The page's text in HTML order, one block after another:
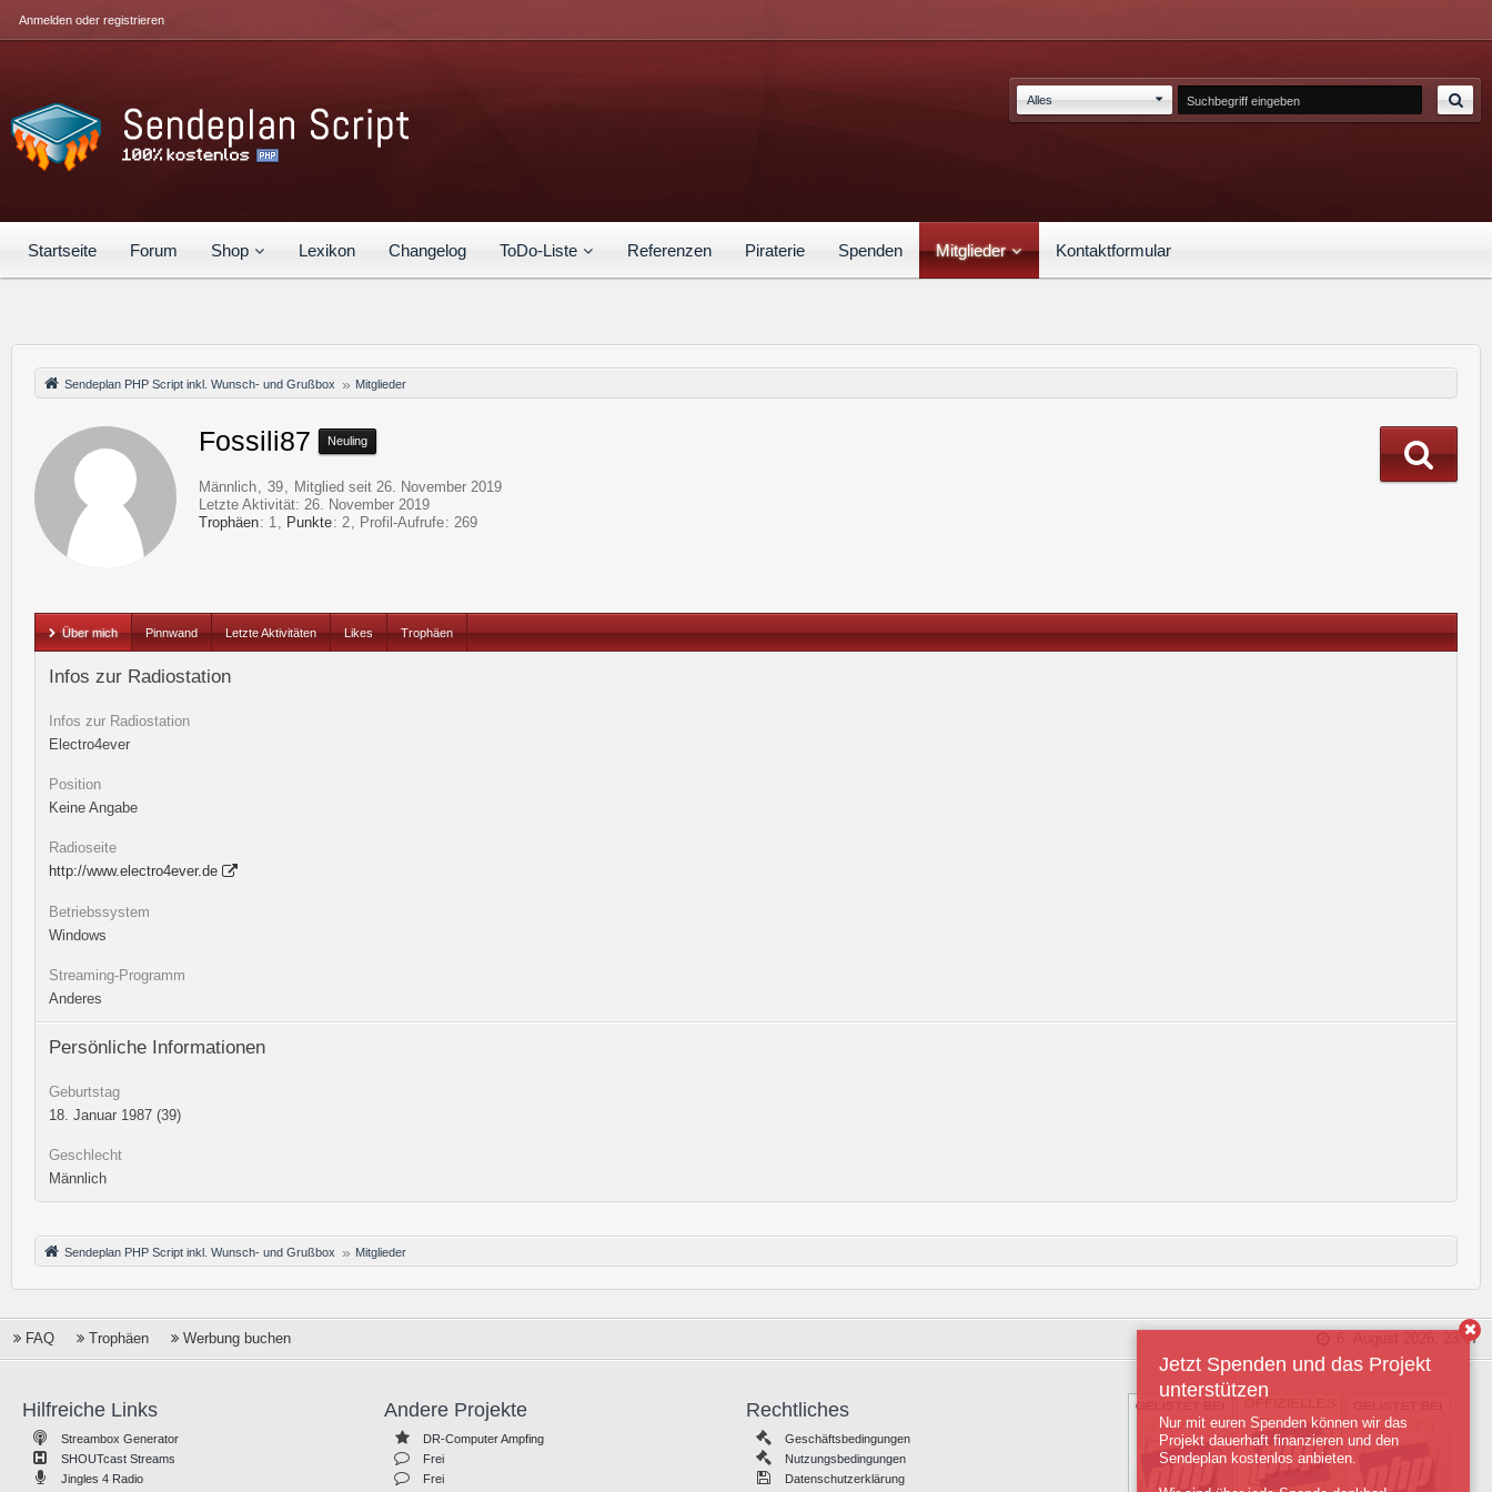
Startseite Forum Shop Lexikon Changelog ToDo-Liste Referenzen Piraterie Spenden Mitglieder Kontaktformular
Anmelden oder registrieren
Alles
Sendeplan PHP Script inkl. Wunsch- und Grußbox Mitglieder
Fossili87 Neuling
Männlich 39
Mitglied seit 26. November 2019
Letzte Aktivität: 26. November 2019
Trophäen
1 Punkte 2 Profil-Aufrufe 269
Über mich Pinnwand Letzte Aktivitäten Likes Trophäen
Infos zur Radiostation
Infos zur Radiostation
Electro4ever
Position
Keine Angabe
Radioseite
http://www.electro4ever.de
Betriebssystem
Windows
Streaming-Programm
Anderes
Persönliche Informationen
Geburtstag
18. Januar 1987 (39)
Geschlecht
Männlich
Sendeplan PHP Script inkl. Wunsch- und Grußbox Mitglieder
6. August 2026, 23:07
FAQ Trophäen Werbung buchen
Hilfreiche Links
Streambox Generator
SHOUTcast Streams
Jingles 4 Radio
Andere Projekte
DR-Computer Ampfing
Frei
Frei
Rechtliches
Geschäftsbedingungen
Nutzungsbedingungen
Datenschutzerklärung
Jetzt Spenden und das Projekt
unterstützen
Nur mit euren Spenden können wir das
Projekt dauerhaft finanzieren und den
Sendeplan kostenlos anbieten.